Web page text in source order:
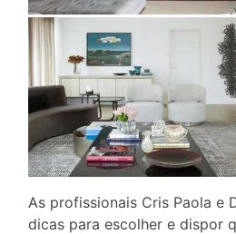
As profissionais Cris Paola e
dicas para escolher e dispor